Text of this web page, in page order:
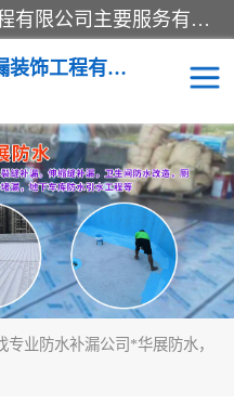
东莞市华展防水补漏装饰工程有限公司主要服务有：东莞防水补漏，东莞厂房防水补漏，东莞房屋渗漏水维修，楼面漏水维修，裂缝补漏，伸缩缝补漏，卫生间防水改造，厕所漏水补漏，外墙窗台补漏，电梯井堵漏，地下车库防水引水工程等
东莞市华展防水补漏装饰工程有限公司
专业防水补漏公司*华展防水，
外墙防水补漏
地下室防水补漏